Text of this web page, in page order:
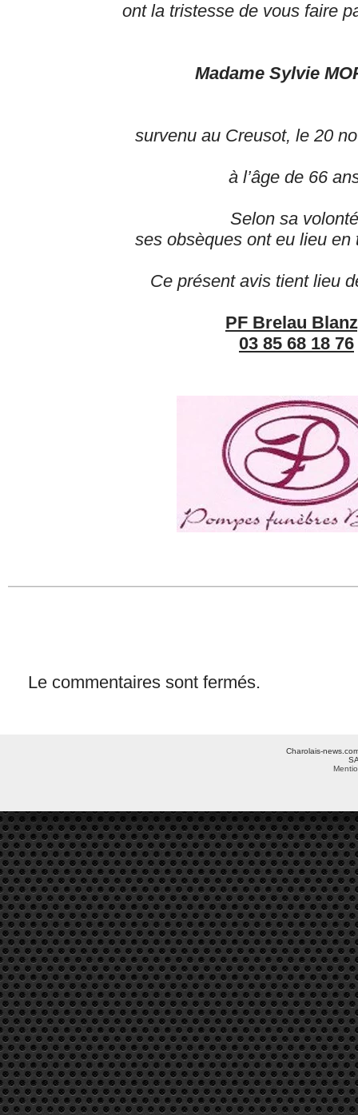
ont la tristesse de vous faire
Madame Sylvie
survenu au Creusot, le 20
à l’âge de 66
Selon sa
ses obsèques ont eu lieu en
Ce présent avis tient lieu
PF Brelau
03 85 68 18 76
Le commentaires sont fermés.
Charolais-